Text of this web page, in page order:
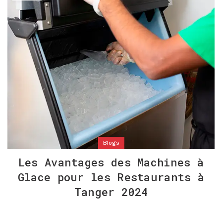
Blogs
Les Avantages des Machines à
Glace pour les Restaurants à
Tanger 2024